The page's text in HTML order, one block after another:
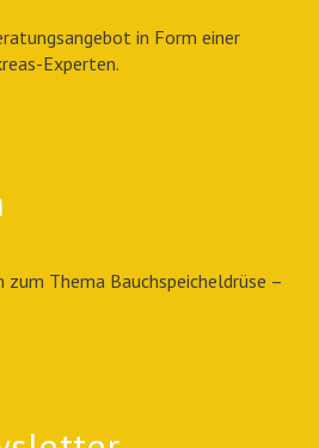
in Form einer
Experten.
zum Thema Bauchspeicheldrüse –